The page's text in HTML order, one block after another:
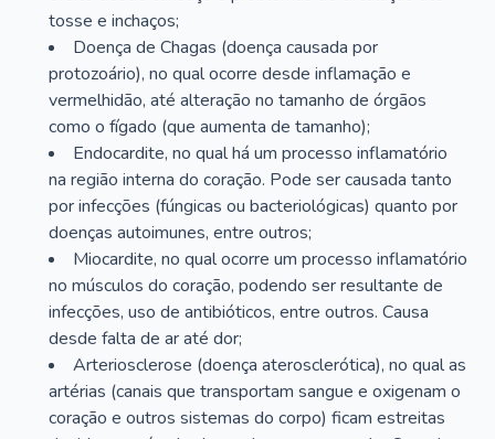
tosse e inchaços;
Doença de Chagas (doença causada por
protozoário), no qual ocorre desde inflamação e
vermelhidão, até alteração no tamanho de órgãos
como o fígado (que aumenta de tamanho);
Endocardite, no qual há um processo inflamatório
na região interna do coração. Pode ser causada tanto
por infecções (fúngicas ou bacteriológicas) quanto por
doenças autoimunes, entre outros;
Miocardite, no qual ocorre um processo inflamatório
no músculos do coração, podendo ser resultante de
infecções, uso de antibióticos, entre outros. Causa
desde falta de ar até dor;
Arteriosclerose (doença aterosclerótica), no qual as
artérias (canais que transportam sangue e oxigenam o
coração e outros sistemas do corpo) ficam estreitas